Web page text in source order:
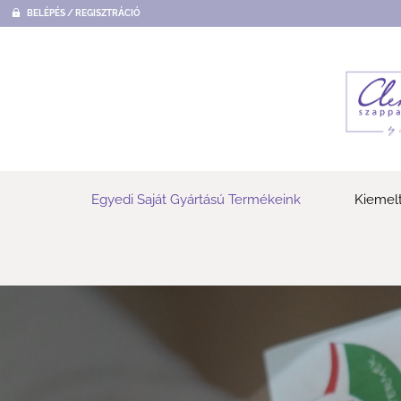
BELÉPÉS / REGISZTRÁCIÓ
Egyedi Saját Gyártású Termékeink